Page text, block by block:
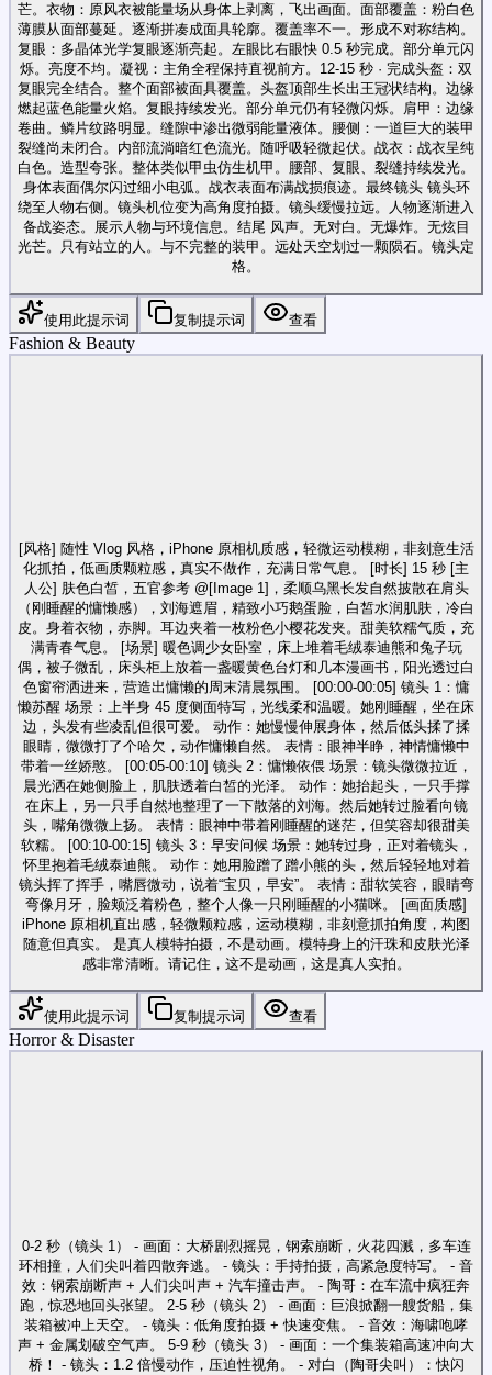
芒。衣物：原风衣被能量场从身体上剥离，飞出画面。面部覆盖：粉白色
薄膜从面部蔓延。逐渐拼凑成面具轮廓。覆盖率不一。形成不对称结构。
复眼：多晶体光学复眼逐渐亮起。左眼比右眼快 0.5 秒完成。部分单元闪
烁。亮度不均。凝视：主角全程保持直视前方。12-15 秒 · 完成头盔：双
复眼完全结合。整个面部被面具覆盖。头盔顶部生长出王冠状结构。边缘
燃起蓝色能量火焰。复眼持续发光。部分单元仍有轻微闪烁。肩甲：边缘
卷曲。鳞片纹路明显。缝隙中渗出微弱能量液体。腰侧：一道巨大的装甲
裂缝尚未闭合。内部流淌暗红色流光。随呼吸轻微起伏。战衣：战衣呈纯
白色。造型夸张。整体类似甲虫仿生机甲。腰部、复眼、裂缝持续发光。
身体表面偶尔闪过细小电弧。战衣表面布满战损痕迹。最终镜头 镜头环
绕至人物右侧。镜头机位变为高角度拍摄。镜头缓慢拉远。人物逐渐进入
备战姿态。展示人物与环境信息。结尾 风声。无对白。无爆炸。无炫目
光芒。只有站立的人。与不完整的装甲。远处天空划过一颗陨石。镜头定
格。
使用此提示词 复制提示词 查看
Fashion & Beauty
[风格] 随性 Vlog 风格，iPhone 原相机质感，轻微运动模糊，非刻意生活
化抓拍，低画质颗粒感，真实不做作，充满日常气息。 [时长] 15 秒 [主
人公] 肤色白皙，五官参考 @[Image 1]，柔顺乌黑长发自然披散在肩头
（刚睡醒的慵懒感），刘海遮眉，精致小巧鹅蛋脸，白皙水润肌肤，冷白
皮。身着衣物，赤脚。耳边夹着一枚粉色小樱花发夹。甜美软糯气质，充
满青春气息。 [场景] 暖色调少女卧室，床上堆着毛绒泰迪熊和兔子玩
偶，被子微乱，床头柜上放着一盏暖黄色台灯和几本漫画书，阳光透过白
色窗帘洒进来，营造出慵懒的周末清晨氛围。 [00:00-00:05] 镜头 1：慵
懒苏醒 场景：上半身 45 度侧面特写，光线柔和温暖。她刚睡醒，坐在床
边，头发有些凌乱但很可爱。 动作：她慢慢伸展身体，然后低头揉了揉
眼睛，微微打了个哈欠，动作慵懒自然。 表情：眼神半睁，神情慵懒中
带着一丝娇憨。 [00:05-00:10] 镜头 2：慵懒依偎 场景：镜头微微拉近，
晨光洒在她侧脸上，肌肤透着白皙的光泽。 动作：她抬起头，一只手撑
在床上，另一只手自然地整理了一下散落的刘海。然后她转过脸看向镜
头，嘴角微微上扬。 表情：眼神中带着刚睡醒的迷茫，但笑容却很甜美
软糯。 [00:10-00:15] 镜头 3：早安问候 场景：她转过身，正对着镜头，
怀里抱着毛绒泰迪熊。 动作：她用脸蹭了蹭小熊的头，然后轻轻地对着
镜头挥了挥手，嘴唇微动，说着“宝贝，早安”。 表情：甜软笑容，眼睛弯
弯像月牙，脸颊泛着粉色，整个人像一只刚睡醒的小猫咪。 [画面质感]
iPhone 原相机直出感，轻微颗粒感，运动模糊，非刻意抓拍角度，构图
随意但真实。 是真人模特拍摄，不是动画。模特身上的汗珠和皮肤光泽
感非常清晰。请记住，这不是动画，这是真人实拍。
使用此提示词 复制提示词 查看
Horror & Disaster
0-2 秒（镜头 1） - 画面：大桥剧烈摇晃，钢索崩断，火花四溅，多车连
环相撞，人们尖叫着四散奔逃。 - 镜头：手持拍摄，高紧急度特写。 - 音
效：钢索崩断声 + 人们尖叫声 + 汽车撞击声。 - 陶哥：在车流中疯狂奔
跑，惊恐地回头张望。 2-5 秒（镜头 2） - 画面：巨浪掀翻一艘货船，集
装箱被冲上天空。 - 镜头：低角度拍摄 + 快速变焦。 - 音效：海啸咆哮
声 + 金属划破空气声。 5-9 秒（镜头 3） - 画面：一个集装箱高速冲向大
桥！ - 镜头：1.2 倍慢动作，压迫性视角。 - 对白（陶哥尖叫）：快闪